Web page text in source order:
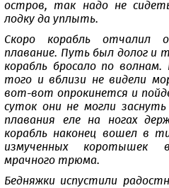
остров, так надо не
лодку да уплыть.
Скоро корабль отчалил
плавание. Путь был долог и
корабль бросало по
того и вблизи не видели
вот-вот опрокинется и
суток они не могли
плавания еле на ногах
корабль наконец вошел в
измученных коротышек
мрачного трюма.
Бедняжки испустили